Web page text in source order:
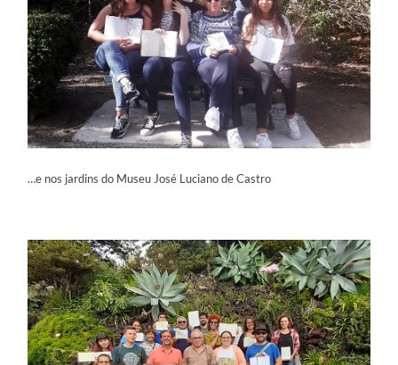
…e nos jardins do Museu José Luciano de Castro